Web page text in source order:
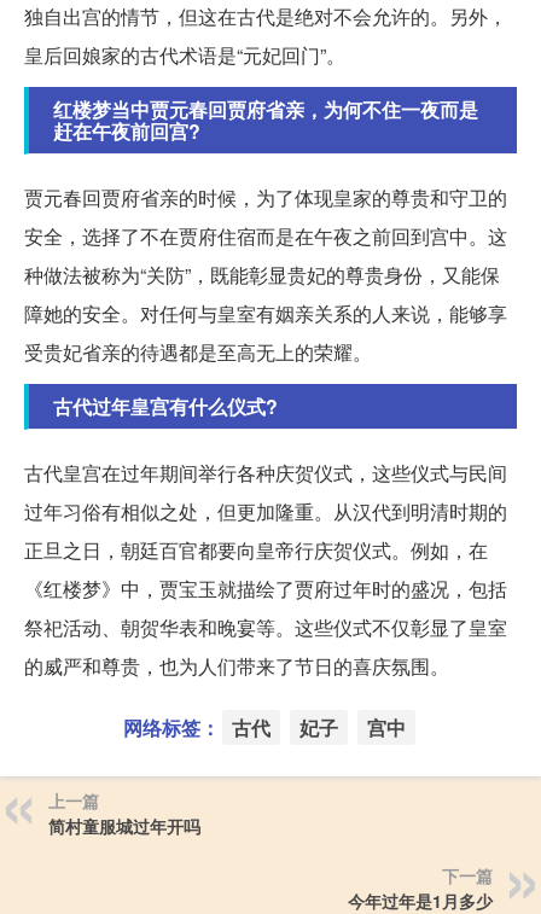
独自出宫的情节，但这在古代是绝对不会允许的。另外，
皇后回娘家的古代术语是“元妃回门”。
红楼梦当中贾元春回贾府省亲，为何不住一夜而是
赶在午夜前回宫?
贾元春回贾府省亲的时候，为了体现皇家的尊贵和守卫的
安全，选择了不在贾府住宿而是在午夜之前回到宫中。这
种做法被称为“关防”，既能彰显贵妃的尊贵身份，又能保
障她的安全。对任何与皇室有姻亲关系的人来说，能够享
受贵妃省亲的待遇都是至高无上的荣耀。
古代过年皇宫有什么仪式?
古代皇宫在过年期间举行各种庆贺仪式，这些仪式与民间
过年习俗有相似之处，但更加隆重。从汉代到明清时期的
正旦之日，朝廷百官都要向皇帝行庆贺仪式。例如，在
《红楼梦》中，贾宝玉就描绘了贾府过年时的盛况，包括
祭祀活动、朝贺华表和晚宴等。这些仪式不仅彰显了皇室
的威严和尊贵，也为人们带来了节日的喜庆氛围。
网络标签： 古代 妃子 宫中
上一篇
简村童服城过年开吗
下一篇
今年过年是1月多少